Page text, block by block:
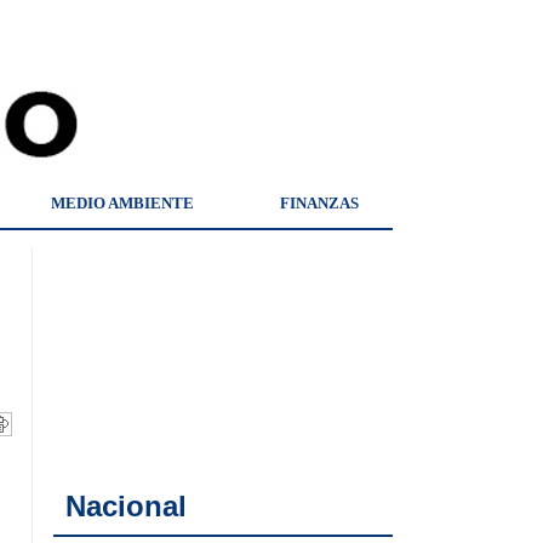
MEDIO AMBIENTE FINANZAS
Nacional